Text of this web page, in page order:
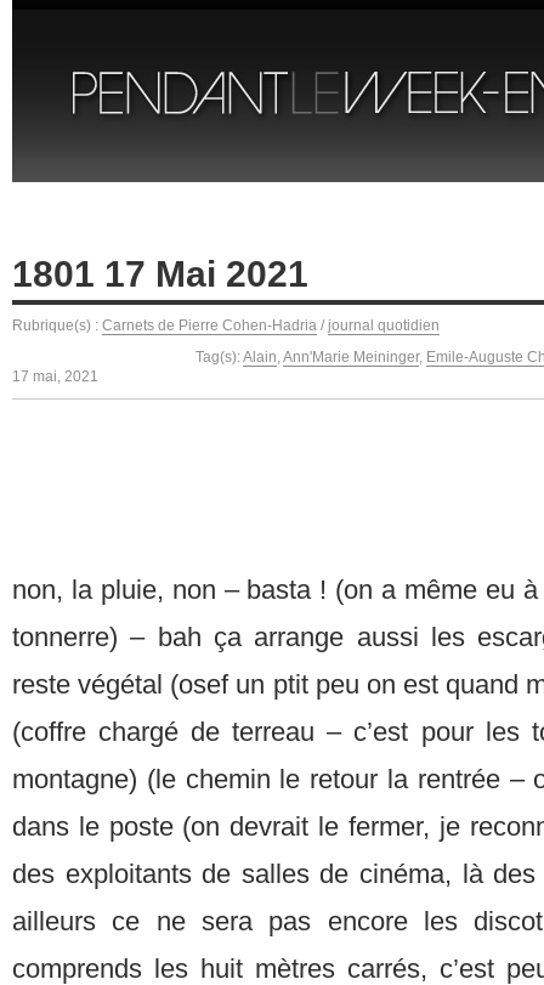
1801 17 Mai 2021
Rubrique(s) : Carnets de Pierre Cohen-Hadria / journal quotidien
Tag(s):Alain,Ann'Marie Meininger, Emile-Auguste
17 mai, 2021
non, la pluie, non – basta ! (on a même eu
tonnerre) – bah ça arrange aussi les
reste végétal (osef un ptit peu on est quand
(coffre chargé de terreau – c’est pour les
montagne) (le chemin le retour la rentrée –
dans le poste (on devrait le fermer, je
des exploitants de salles de cinéma, là
ailleurs ce ne sera pas encore les
comprends les huit mètres carrés, c’est